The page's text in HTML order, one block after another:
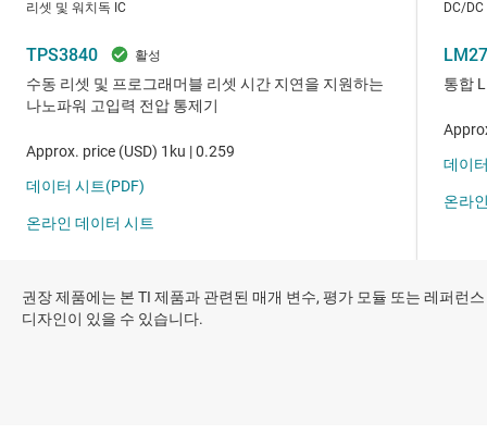
권장 제품에는 본 TI 제품과 관련된 매개 변수, 평가 모듈 또는 레퍼런스
디자인이 있을 수 있습니다.